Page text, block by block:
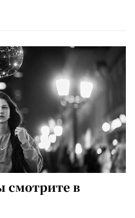
смотрите в